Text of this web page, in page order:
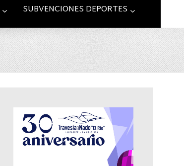
SUBVENCIONES DEPORTES